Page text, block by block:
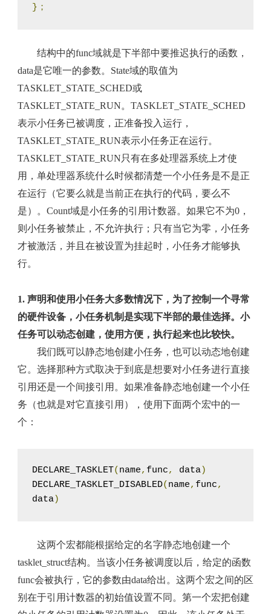
}；
结构中的func域就是下半部中要推迟执行的函数，
data是它唯一的参数。State域的取值为
TASKLET_STATE_SCHED或
TASKLET_STATE_RUN。TASKLET_STATE_SCHED
表示小任务已被调度，正准备投入运行，
TASKLET_STATE_RUN表示小任务正在运行。
TASKLET_STATE_RUN只有在多处理器系统上才使
用，单处理器系统什么时候都清楚一个小任务是不是正
在运行（它要么就是当前正在执行的代码，要么不
是）。Count域是小任务的引用计数器。如果它不为0，
则小任务被禁止，不允许执行；只有当它为零，小任务
才被激活，并且在被设置为挂起时，小任务才能够执
行。
1. 声明和使用小任务大多数情况下，为了控制一个寻常
的硬件设备，小任务机制是实现下半部的最佳选择。小
任务可以动态创建，使用方便，执行起来也比较快。
我们既可以静态地创建小任务，也可以动态地创建
它。选择那种方式取决于到底是想要对小任务进行直接
引用还是一个间接引用。如果准备静态地创建一个小任
务（也就是对它直接引用），使用下面两个宏中的一
个：
DECLARE_TASKLET( name, func, data)
DECLARE_TASKLET_DISABLED( name, func,
data)
这两个宏都能根据给定的名字静态地创建一个
tasklet_struct结构。当该小任务被调度以后，给定的函数
func会被执行，它的参数由data给出。这两个宏之间的区
别在于引用计数器的初始值设置不同。第一个宏把创建